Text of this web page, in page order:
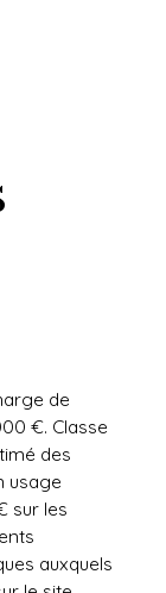
de
€. Classe
des
usage
sur les
auxquels